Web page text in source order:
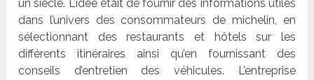
un siècle. L’idée était de fournir des informations utiles
dans l’univers des consommateurs de michelin, en
sélectionnant des restaurants et hôtels sur les
différents itinéraires ainsi qu’en fournissant des
conseils d’entretien des véhicules. L’entreprise